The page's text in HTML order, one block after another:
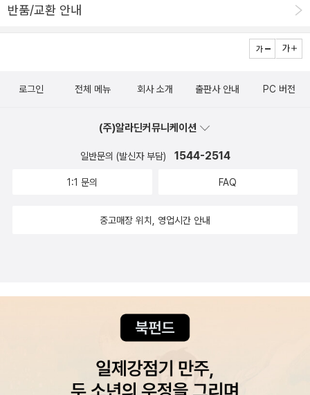
반품/교환 안내
로그인 전체 메뉴 회사 소개 출판사 안내 PC 버전
(주)알라딘커뮤니케이션
일반문의 (발신자 부담) 1544-2514
1:1 문의 FAQ
중고매장 위치, 영업시간 안내